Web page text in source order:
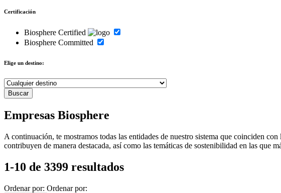
Certificación
Biosphere Certified
Biosphere Committed
Elige un destino:
Empresas Biosphere
A continuación, te mostramos todas las entidades de nuestro sistema que coinciden
contribuyen de manera destacada, así como las temáticas de sostenibilidad en las que
1-10 de 3399 resultados
Ordenar por: Ordenar por: